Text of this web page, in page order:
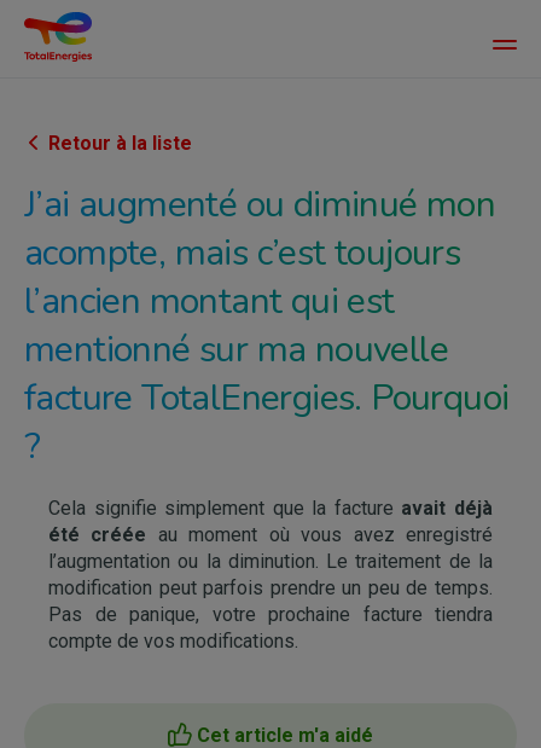
contenu
Main
Retour à la liste
J’ai augmenté ou diminué mon
acompte, mais c’est toujours
l’ancien montant qui est
mentionné sur ma nouvelle
facture TotalEnergies. Pourquoi
?
Cela signifie simplement que la facture avait déjà
été créée au moment où vous avez enregistré
l’augmentation ou la diminution. Le traitement de la
modification peut parfois prendre un peu de temps.
Pas de panique, votre prochaine facture tiendra
compte de vos modifications.
Cet article m'a aidé